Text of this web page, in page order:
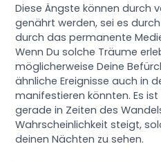
Diese Ängste können durch
genährt werden, sei es
durch das permanente
Wenn Du solche Träume
möglicherweise Deine
ähnliche Ereignisse auch in
manifestieren könnten. Es
gerade in Zeiten des
Wahrscheinlichkeit steigt,
deinen Nächten zu sehen.